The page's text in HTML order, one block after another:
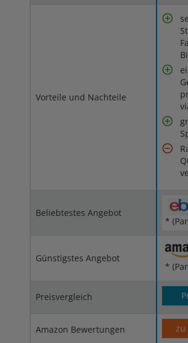
Vorteile und Nachteile
Beliebtestes Angebot
*
Günstigstes Angebot
*
Preisvergleich
Amazon Bewertungen zu